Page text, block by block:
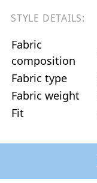
STYLE DETAILS:
Fabric
composition
Fabric type
Fabric weight
Fit